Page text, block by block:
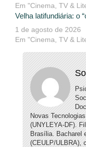
Em "Cinema, TV &
Velha latifundiária: o
1 de agosto de 2026
Em "Cinema, TV &
Novas
(UNYLEYA-DF).
Brasília. Bacharel
(CEULP/ULBRA),